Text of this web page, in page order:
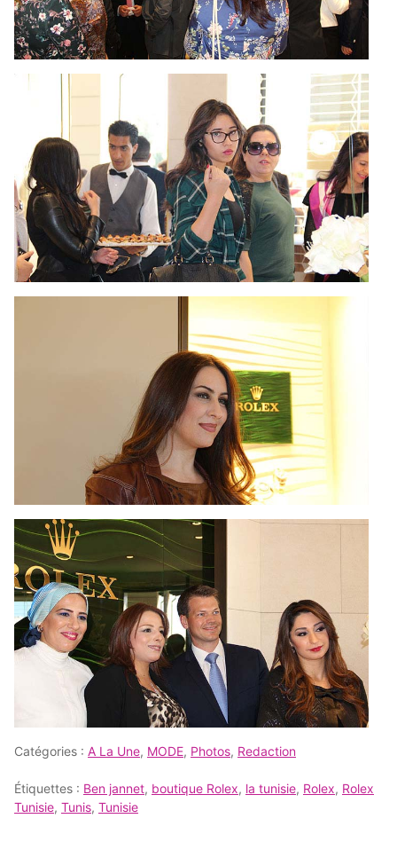
Catégories : A La Une, MODE, Photos, Redaction
Étiquettes : Ben jannet, boutique Rolex, la tunisie, Rolex, Rolex
Tunisie, Tunis, Tunisie